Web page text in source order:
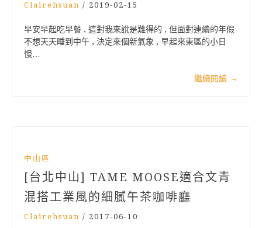
Clairehsuan / 2019-02-15
早安早起吃早餐 , 這對我來說是難得的 , 但面對連續的年假
不想天天睡到中午 , 決定來個新氣象 , 早起來東區的小日
慢…
繼續閱讀 →
中山區
[台北中山] TAME MOOSE適合文青
混搭工業風的細膩午茶咖啡廳
Clairehsuan / 2017-06-10